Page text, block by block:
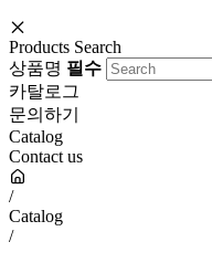
Products Search
상품명 필수
카탈로그
문의하기
Catalog
Contact us
/
Catalog
/